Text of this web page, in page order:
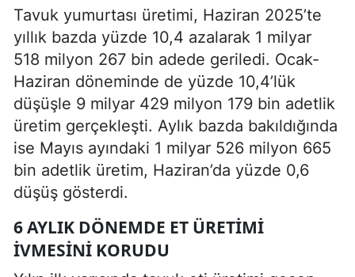
Tavuk yumurtası üretimi, Haziran 2025’te
yıllık bazda yüzde 10,4 azalarak 1 milyar
518 milyon 267 bin adede geriledi. Ocak-
Haziran döneminde de yüzde 10,4’lük
düşüşle 9 milyar 429 milyon 179 bin adetlik
üretim gerçekleşti. Aylık bazda bakıldığında
ise Mayıs ayındaki 1 milyar 526 milyon 665
bin adetlik üretim, Haziran’da yüzde 0,6
düşüş gösterdi.
6 AYLIK DÖNEMDE ET ÜRETIMI
İVMESINI KORUDU